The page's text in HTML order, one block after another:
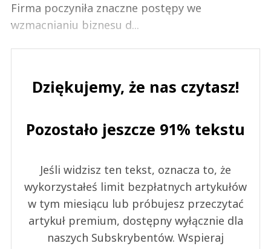
Firma poczyniła znaczne postępy we
wzmacnianiu biznesu d...
Dziękujemy, że nas czytasz!
Pozostało jeszcze 91% tekstu
Jeśli widzisz ten tekst, oznacza to, że
wykorzystałeś limit bezpłatnych artykułów
w tym miesiącu lub próbujesz przeczytać
artykuł premium, dostępny wyłącznie dla
naszych Subskrybentów. Wspieraj